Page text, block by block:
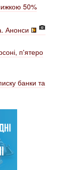
50%
Анонси
п'ятеро
банки та